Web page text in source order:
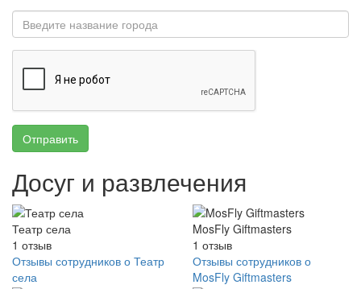
Отправить
Досуг и развлечения
Театр села
1 отзыв
Отзывы сотрудников о Театр
села
MosFly Giftmasters
1 отзыв
Отзывы сотрудников о
MosFly Giftmasters